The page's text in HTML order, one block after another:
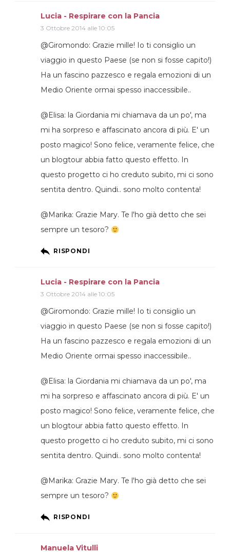
Lucia - Respirare con la Pancia
3 Ottobre 2014 alle 10:05
@Giromondo: Grazie mille! Io ti consiglio un
viaggio in questo Paese (se non si fosse capito!)
Ha un fascino pazzesco e regala emozioni di un
Medio Oriente ormai spesso inaccessibile..
@Elisa: la Giordania mi chiamava da un po', ma
mi ha sorpreso e affascinato ancora di più. E' un
posto magico! Sono felice, veramente felice, che
un blogtour abbia fatto questo effetto. In
questo progetto ci ho creduto subito, mi ci sono
sentita dentro. Quindi.. sono molto contenta!
@Marika: Grazie Mary. Te l'ho già detto che sei
sempre un tesoro?
RISPONDI
Lucia - Respirare con la Pancia
3 Ottobre 2014 alle 10:05
@Giromondo: Grazie mille! Io ti consiglio un
viaggio in questo Paese (se non si fosse capito!)
Ha un fascino pazzesco e regala emozioni di un
Medio Oriente ormai spesso inaccessibile..
@Elisa: la Giordania mi chiamava da un po', ma
mi ha sorpreso e affascinato ancora di più. E' un
posto magico! Sono felice, veramente felice, che
un blogtour abbia fatto questo effetto. In
questo progetto ci ho creduto subito, mi ci sono
sentita dentro. Quindi.. sono molto contenta!
@Marika: Grazie Mary. Te l'ho già detto che sei
sempre un tesoro?
RISPONDI
Manuela Vitulli